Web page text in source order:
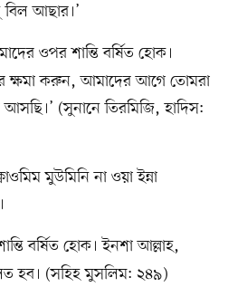
আছার।’
ওপর শান্তি বর্ষিত হোক।
ক্ষমা করুন, আমাদের আগে তোমরা
(সুনানে তিরমিজি, হাদিস:
মুউমিনি না ওয়া ইন্না
বর্ষিত হোক। ইনশা আল্লাহ,
হব। (সহিহ মুসলিম: ২৪৯)